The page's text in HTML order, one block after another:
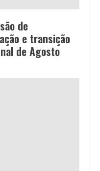
de
e transição
de Agosto